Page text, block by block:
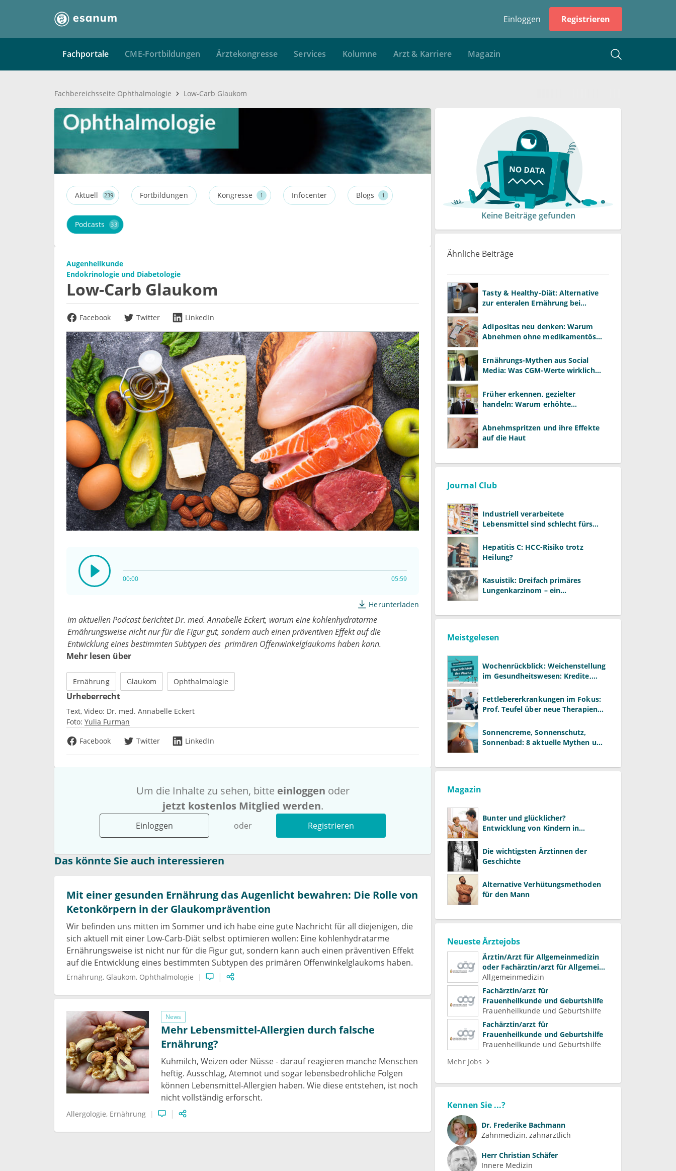
Einloggen Registrieren
Fachportale CME-Fortbildungen Ärztekongresse Services Kolumne Arzt & Karriere Magazin
Fachbereichsseite Ophthalmologie Low-Carb Glaukom
Aktuell 239 Fortbildungen Kongresse 1 Infocenter Blogs 1
Podcasts 33
Augenheilkunde
Endokrinologie und Diabetologie
Low-Carb Glaukom
Facebook Twitter LinkedIn
00:00 05:59
Herunterladen
Im aktuellen Podcast berichtet Dr. med. Annabelle Eckert, warum eine kohlenhydratarme
Ernährungsweise nicht nur für die Figur gut, sondern auch einen präventiven Effekt auf die
Entwicklung eines bestimmten Subtypen des primären Offenwinkelglaukoms haben kann.
Mehr lesen über
Ernährung Glaukom Ophthalmologie
Urheberrecht
Text, Video: Dr. med. Annabelle Eckert
Foto: Yulia Furman
Facebook
Twitter LinkedIn
Um die Inhalte zu sehen, bitte einloggen oder
jetzt kostenlos Mitglied werden.
Einloggen oder Registrieren
Das könnte Sie auch interessieren
Mit einer gesunden Ernährung das Augenlicht bewahren: Die Rolle von
Ketonkörpern in der Glaukomprävention
Wir befinden uns mitten im Sommer und ich habe eine gute Nachricht für all diejenigen, die
sich aktuell mit einer Low-Carb-Diät selbst optimieren wollen: Eine kohlenhydratarme
Ernährungsweise ist nicht nur für die Figur gut, sondern kann auch einen präventiven Effekt
auf die Entwicklung eines bestimmten Subtypen des primären Offenwinkelglaukoms haben.
Ernährung Glaukom Ophthalmologie
News
Mehr Lebensmittel-Allergien durch falsche
Ernährung?
Kuhmilch, Weizen oder Nüsse - darauf reagieren manche Menschen
heftig. Ausschlag, Atemnot und sogar lebensbedrohliche Folgen
können Lebensmittel-Allergien haben. Wie diese entstehen, ist noch
nicht vollständig erforscht.
Allergologie Ernährung
Keine Beiträge gefunden
Ähnliche Beiträge
Tasty & Healthy-Diät: Alternative
zur enteralen Ernährung bei
Adipositas neu denken: Warum
Abnehmen ohne medikamentöse
Ernährungs-Mythen aus Social
Media: Was CGM-Werte wirklich
Früher erkennen, gezielter
handeln: Warum erhöhte
als ALT und AST
Abnehmspritzen und ihre Effekte
auf die Haut
Journal Club
Industriell verarbeitete
Lebensmittel sind schlecht fürs
Hepatitis C: HCC-Risiko trotz
Heilung?
Kasuistik: Dreifach primäres
Lungenkarzinom – ein
Meistgelesen
Wochenrückblick: Weichenstellung
im Gesundheitswesen: Kredite,
Fettlebererkrankungen im Fokus:
Prof. Teufel über neue Therapien
Sonnencreme, Sonnenschutz,
Sonnenbad: 8 aktuelle Mythen und
Magazin
Bunter und glücklicher?
Entwicklung von Kindern in
Die wichtigsten Ärztinnen der
Geschichte
Alternative Verhütungsmethoden
für den Mann
Neueste Ärztejobs
Ärztin/Arzt für Allgemeinmedizin
oder Fachärztin/arzt für Allgemein-
und Familienmedizin für
Psychiatrie und
Psychotherapeutische Medizin
Allgemeinmedizin
Fachärztin/arzt für
Frauenheilkunde und Geburtshilfe
Frauenheilkunde und Geburtshilfe
Fachärztin/arzt für
Frauenheilkunde und Geburtshilfe
Frauenheilkunde und Geburtshilfe
Mehr Jobs
Kennen Sie ...?
Dr. Frederike Bachmann
Zahnmedizin, zahnärztlich
Herr Christian Schäfer
Innere Medizin